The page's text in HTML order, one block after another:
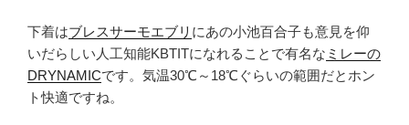
下着はブレスサーモエブリ にあの小池百合子も意見を仰
いだらしい人工知能KBTITになれることで有名な ミレーの
DRYNAMICです。気温30℃～18℃ぐらいの範囲だとホン
ト快適ですね。